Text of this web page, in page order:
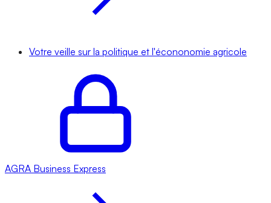
Votre veille sur la politique et l'écononomie agricole
AGRA Business Express